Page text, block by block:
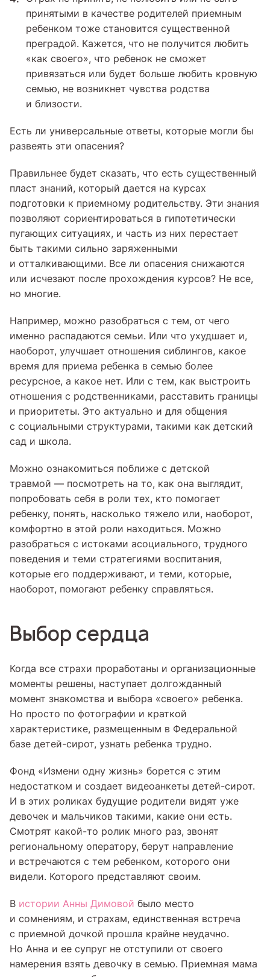
принятыми в качестве родителей приемным
ребенком тоже становится существенной
преградой. Кажется, что не получится любить
«как своего», что ребенок не сможет
привязаться или будет больше любить кровную
семью, не возникнет чувства родства
и близости.
Есть ли универсальные ответы, которые могли бы
развеять эти опасения?
Правильнее будет сказать, что есть существенный
пласт знаний, который дается на курсах
подготовки к приемному родительству. Эти знания
позволяют сориентироваться в гипотетически
пугающих ситуациях, и часть из них перестает
быть такими сильно заряженными
и отталкивающими. Все ли опасения снижаются
или исчезают после прохождения курсов? Не все,
но многие.
Например, можно разобраться с тем, от чего
именно распадаются семьи. Или что ухудшает и,
наоборот, улучшает отношения сиблингов, какое
время для приема ребенка в семью более
ресурсное, а какое нет. Или с тем, как выстроить
отношения с родственниками, расставить границы
и приоритеты. Это актуально и для общения
с социальными структурами, такими как детский
сад и школа.
Можно ознакомиться поближе с детской
травмой — посмотреть на то, как она выглядит,
попробовать себя в роли тех, кто помогает
ребенку, понять, насколько тяжело или, наоборот,
комфортно в этой роли находиться. Можно
разобраться с истоками асоциального, трудного
поведения и теми стратегиями воспитания,
которые его поддерживают, и теми, которые,
наоборот, помогают ребенку справляться.
Выбор сердца
Когда все страхи проработаны и организационные
моменты решены, наступает долгожданный
момент знакомства и выбора «своего» ребенка.
Но просто по фотографии и краткой
характеристике, размещенным в Федеральной
базе детей-сирот, узнать ребенка трудно.
Фонд «Измени одну жизнь» борется с этим
недостатком и создает видеоанкеты детей-сирот.
И в этих роликах будущие родители видят уже
девочек и мальчиков такими, какие они есть.
Смотрят какой-то ролик много раз, звонят
региональному оператору, берут направление
и встречаются с тем ребенком, которого они
видели. Которого представляют своим.
В истории Анны Димовой было место
и сомнениям, и страхам, единственная встреча
с приемной дочкой прошла крайне неудачно.
Но Анна и ее супруг не отступили от своего
намерения взять девочку в семью. Приемная мама